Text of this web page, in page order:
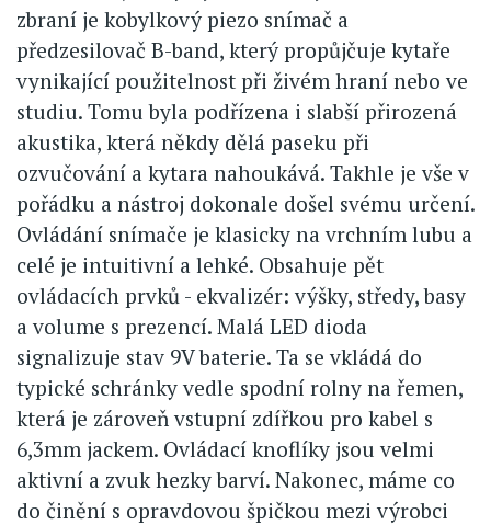
zbraní je kobylkový piezo snímač a
předzesilovač B-band, který propůjčuje kytaře
vynikající použitelnost při živém hraní nebo ve
studiu. Tomu byla podřízena i slabší přirozená
akustika, která někdy dělá paseku při
ozvučování a kytara nahoukává. Takhle je vše v
pořádku a nástroj dokonale došel svému určení.
Ovládání snímače je klasicky na vrchním lubu a
celé je intuitivní a lehké. Obsahuje pět
ovládacích prvků - ekvalizér: výšky, středy, basy
a volume s prezencí. Malá LED dioda
signalizuje stav 9V baterie. Ta se vkládá do
typické schránky vedle spodní rolny na řemen,
která je zároveň vstupní zdířkou pro kabel s
6,3mm jackem. Ovládací knoflíky jsou velmi
aktivní a zvuk hezky barví. Nakonec, máme co
do činění s opravdovou špičkou mezi výrobci